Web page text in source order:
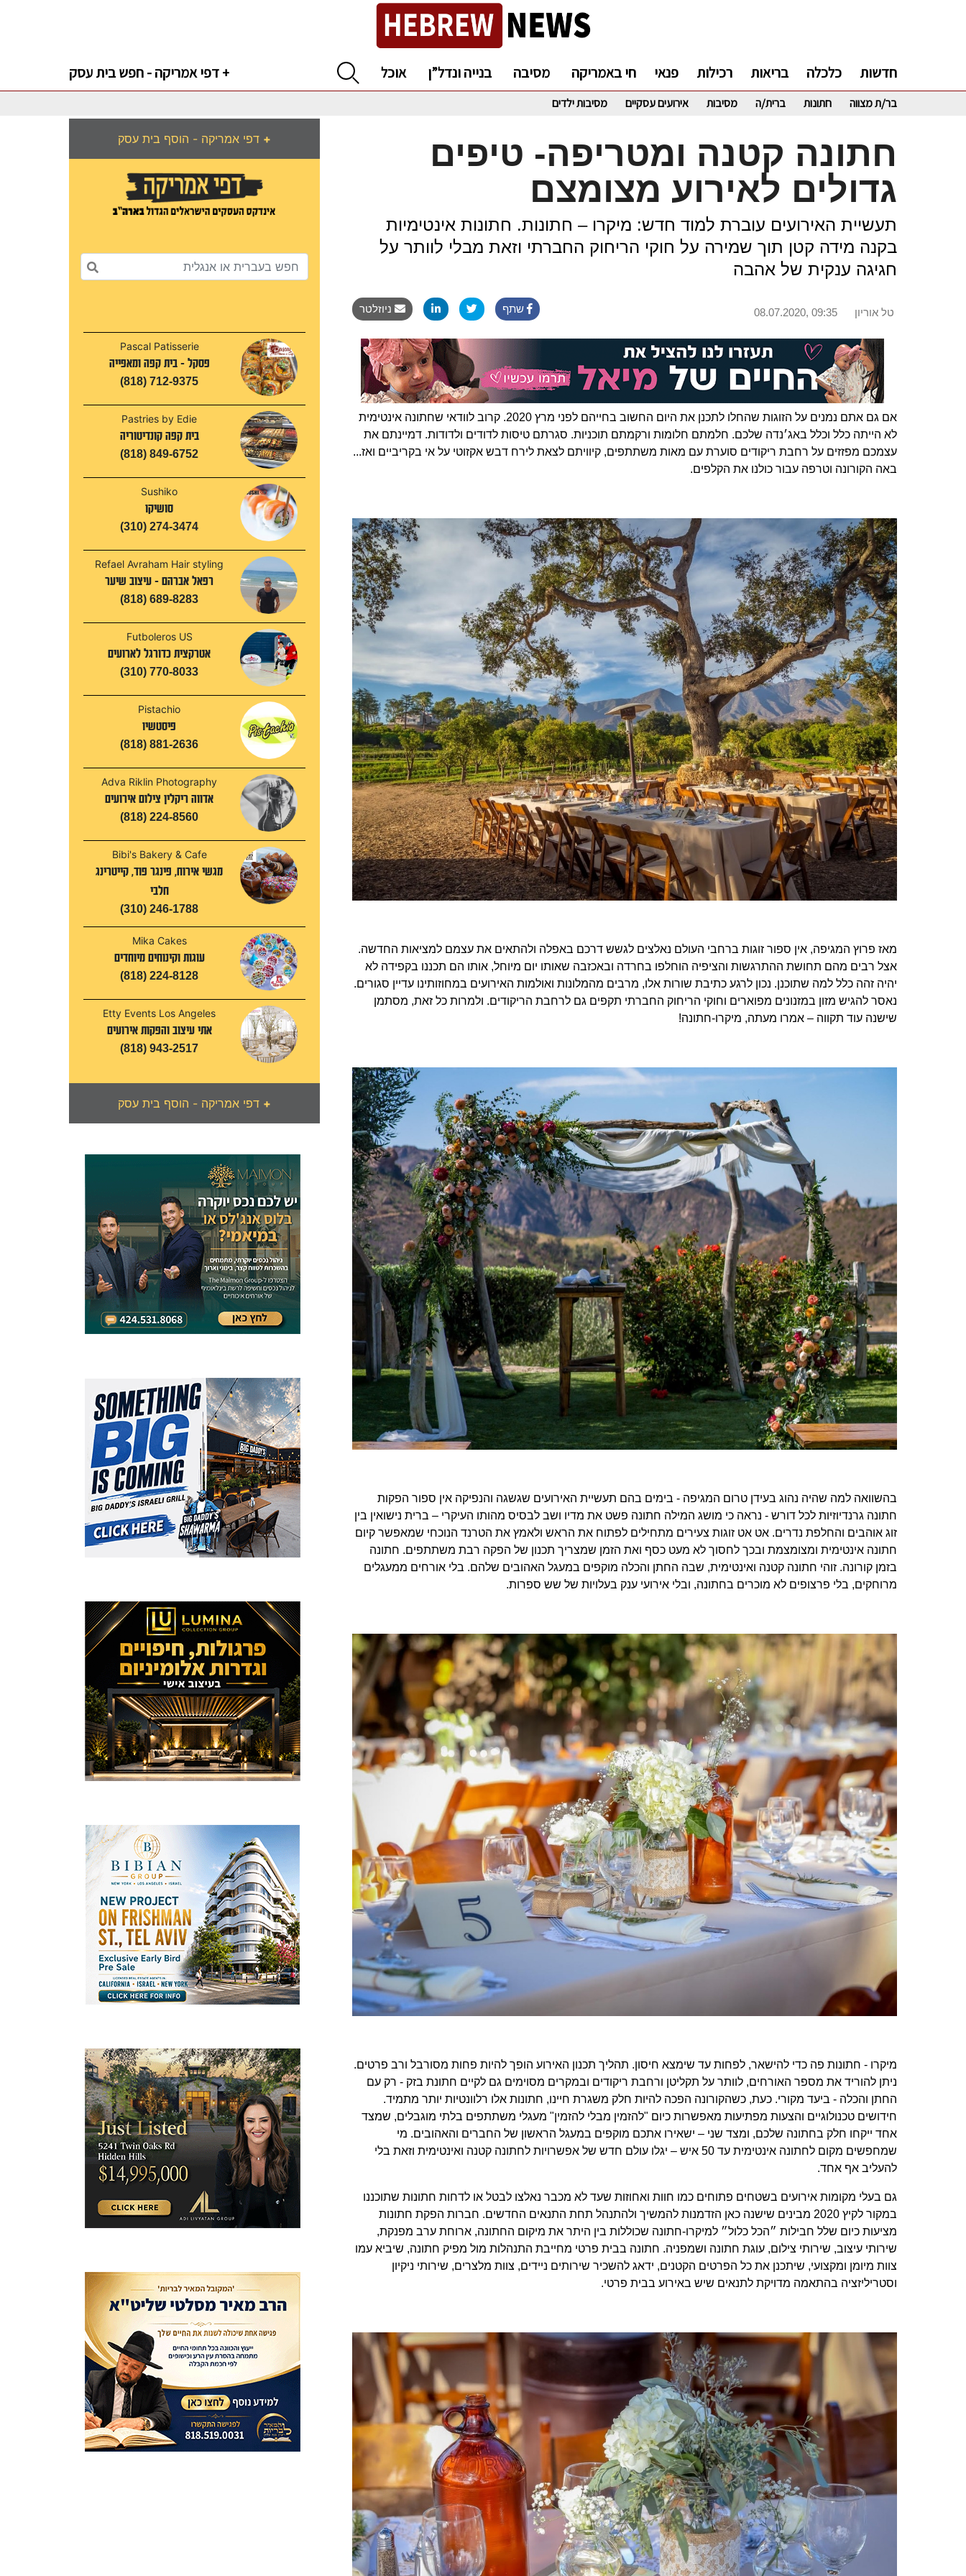
דפי אמריקה - חפש בית עסק + חדשות כלכלה בריאות רכילות פנאי חי באמריקה מסיבה בנייה ונדל”ן אוכל
בר/ת מצווה חתונות ברית/ה מסיבות אירועים עסקיים מסיבות ילדים
+
Pascal Patisserie
פסקל - בית קפה ומאפייה
(818) 712-9375
Pastries by Edie
בית קפה קונדיטוריה
(818) 849-6752
Sushiko
סושיקו
(310) 274-3474
Refael Avraham Hair styling
רפאל אברהם - עיצוב שיער
(818) 689-8283
Futboleros US
אטרקצית כדורגל לארועים
(310) 770-8033
Pistachio
פיסטשיו
(818) 881-2636
Adva Riklin Photography
אדווה ריקלין צילום אירועים
(818) 224-8560
Bibi's Bakery & Cafe
מגשי אירוח, פינגר פוד, קייטרינג
חלבי
(310) 246-1788
Mika Cakes
עוגות וקינוחים מיוחדים
(818) 224-8128
Etty Events Los Angeles
אתי עיצוב והפקות אירועים
(818) 943-2517
+
חתונה קטנה ומטריפה- טיפים
גדולים לאירוע מצומצם
תעשיית האירועים עוברת למוד חדש: מיקרו – חתונות. חתונות אינטימיות
בקנה מידה קטן תוך שמירה על חוקי הריחוק החברתי וזאת מבלי לוותר על
חגיגה ענקית של אהבה
08.07.2020, 09:35 טל אוריון
אם גם אתם נמנים על הזוגות שהחלו לתכנן את היום החשוב בחייהם לפני מרץ 2020. קרוב לוודאי שחתונה אינטימית
לא הייתה כלל וכלל באג׳נדה שלכם. חלמתם חלומות ורקמתם תוכניות. סגרתם טיסות לדודים ולדודות. דמיינתם את
עצמכם מפזזים על רחבת ריקודים סוערת עם מאות משתתפים, קיוויתם לצאת לירח דבש אקזוטי על אי בקריביים ואז...
באה הקורונה וטרפה עבור כולנו את הקלפים.
מאז פרוץ המגיפה, אין ספור זוגות ברחבי העולם נאלצים לגשש דרכם באפלה ולהתאים את עצמם למציאות החדשה.
אצל רבים מהם תחושת ההתרגשות והציפיה הוחלפו בחרדה ובאכזבה שאותו יום מיוחל, אותו הם תכננו בקפידה לא
יהיה זהה כלל למה שתוכנן. נכון לרגע כתיבת שורות אלו, מרבים מהמלונות ואולמות האירועים במחוזותינו עדיין סגורים.
נאסר להגיש מזון במזנונים מפוארים וחוקי הריחוק החברתי תקפים גם לרחבת הריקודים. ולמרות כל זאת, מסתמן
שישנה עוד תקווה – אמרו מעתה, מיקרו-חתונה!
בהשוואה למה שהיה נהוג בעידן טרום המגיפה - בימים בהם תעשיית האירועים שגשגה והנפיקה אין ספור הפקות
חתונה גרנדיוזיות לכל דורש - נראה כי מושג המילה חתונה פשט את מדיו ושב לבסיס מהותו העיקרי – ברית נישואין בין
זוג אוהבים והחלפת נדרים. אט אט זוגות צעירים מתחילים לפתוח את הראש ולאמץ את הטרנד הנוכחי שמאפשר קיום
חתונה אינטימית ומצומצמת ובכך לחסוך לא מעט כסף ואת הזמן שמצריך תכנון של הפקה רבת משתתפים. חתונה
בזמן קורונה. זוהי חתונה קטנה ואינטימית, שבה החתן והכלה מוקפים במעגל האהובים שלהם. בלי אורחים ממעגלים
מרוחקים, בלי פרצופים לא מוכרים בחתונה, ובלי אירועי ענק בעלויות של שש ספרות.
מיקרו - חתונות פה כדי להישאר, לפחות עד שימצא חיסון. תהליך תכנון האירוע הופך להיות פחות מסורבל ורב פרטים.
ניתן להוריד את מספר האורחים, לוותר על תקליטן ורחבת ריקודים ובמקרים מסוימים גם לקיים חתונת בזק - רק עם
החתן והכלה - ביעד מקורי. כעת, כשהקורונה הפכה להיות חלק משגרת חיינו, חתונות אלו רלוונטיות יותר מתמיד.
חידושים טכנולוגיים והצעות מפתיעות מאפשרות כיום "להזמין מבלי להזמין" מעגלי משתתפים בלתי מוגבלים, שמצד
אחד ייקחו חלק בחתונה שלכם, ומצד שני – ישאירו אתכם מוקפים במעגל הראשון של החברים והאהובים. מי
שמחפשים מקום לחתונה אינטימית עד 50 איש – יגלו עולם חדש של אפשרויות לחתונה קטנה ואינטימית וזאת בלי
להעליב אף אחד.
גם בעלי מקומות אירועים בשטחים פתוחים כמו חוות ואחוזות שעד לא מכבר נאלצו לבטל או לדחות חתונות שתוכננו
במקור לקיץ 2020 מבינים שישנה כאן הזדמנות להמשיך ולהתנהל תחת התנאים החדשים. חברות הפקת חתונות
מציעות כיום שלל חבילות ״הכל כלול״ למיקרו-חתונה שכוללות בין היתר את מיקום החתונה, ארוחת ערב מפנקת,
שירותי עיצוב, שירותי צילום, עוגת חתונה ושמפניה. חתונה בבית פרטי מחייבת התנהלות מול מפיק חתונה, שיביא עמו
צוות מיומן ומקצועי, שיתכנן את כל הפרטים הקטנים, ידאג להשכיר שירותים ניידים, צוות מלצרים, שירותי ניקיון
וסטריליזציה בהתאמה מדויקת לתנאים שיש באירוע בבית פרטי.